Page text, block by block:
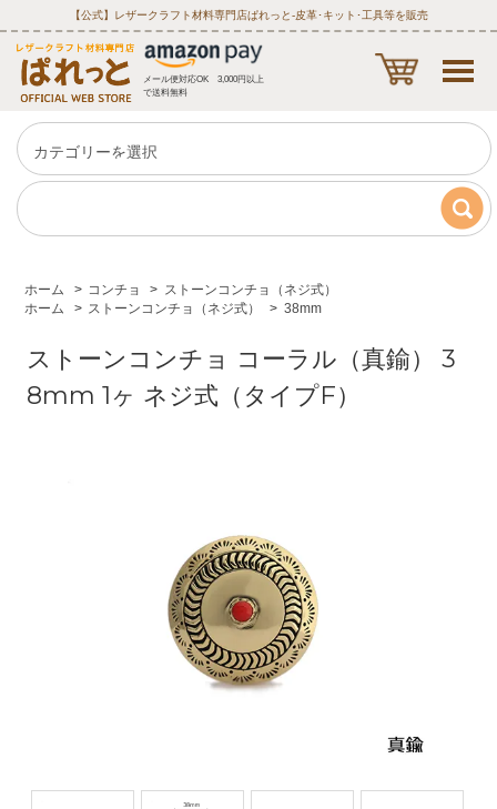
【公式】レザークラフト材料専門店ぱれっと‐皮革･キット･工具等を販売
メール便対応OK 3,000円以上
で送料無料
ホーム > コンチョ > ストーンコンチョ（ネジ式）
ホーム
> ストーンコンチョ（ネジ式） > 38mm
ストーンコンチョ コーラル（真鍮） 3
8mm 1ヶ ネジ式（タイプF）